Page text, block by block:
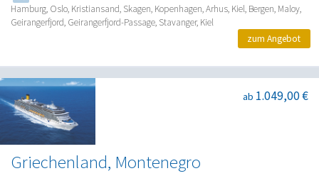
Hamburg, Oslo, Kristiansand, Skagen, Kopenhagen, Arhus, Kiel, Bergen, Maloy,
Geirangerfjord, Geirangerfjord-Passage, Stavanger, Kiel
zum Angebot
Griechenland, Montenegro
ab 1.049,00 €